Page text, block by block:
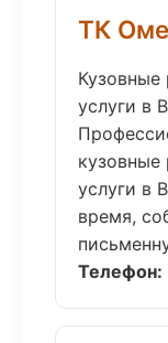
ТК
услуги в
услуги в
время,
Телефон: